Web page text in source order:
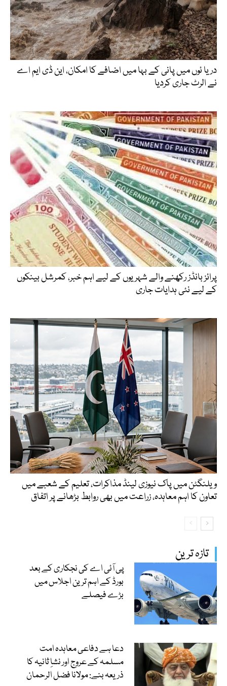
تازہ ترین
پی آئی اے کی نجکاری کے بعد
بورڈ کے اہم ترین اجلاس میں
بڑے فیصلے
دعا ہے دفاعی معاہدہ امت
مسلمہ کے عروج اور نشاِ ثانیہ کا
ذریعہ بنے: مولانا فضل الرحمان
دریا ئوں میں پانی کے بہا میں اضافے کا امکان، این ڈی ایم اے
نے الرٹ جاری کردیا
پرائز بانڈز رکھنے والے شہریوں کے لیے اہم خبر، کمرشل بینکوں
کے لیے نئی ہدایات جاری
ویلنگٹن میں پاک نیوزی لینڈ مذاکرات، تعلیم کے شعبے میں
تعاون کا اہم معاہدہ، زراعت میں بھی روابط بڑھانے پر اتفاق